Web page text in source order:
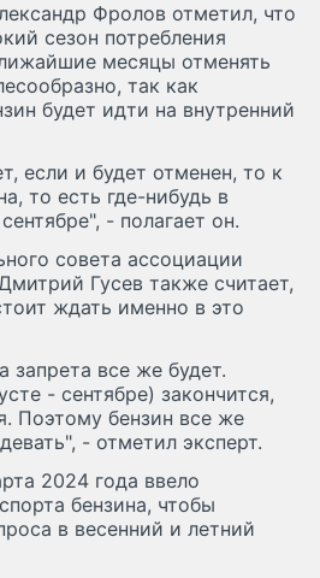
Фролов отметил, что
сезон потребления
месяцы отменять
так как
будет идти на внутренний
если и будет отменен, то к
то есть где-нибудь в
- полагает он.
совета ассоциации
Гусев также считает,
ждать именно в это
запрета все же будет.
- сентябре) закончится,
Поэтому бензин все же
- отметил эксперт.
2024 года ввело
бензина, чтобы
в весенний и летний